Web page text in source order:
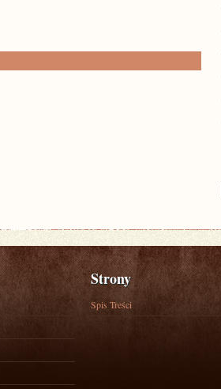
Strony
Spis Treści